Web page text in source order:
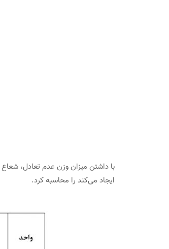
با داشتن میزان وزن عدم تعادل،
ایجاد می‌کند را محاسبه کرد.